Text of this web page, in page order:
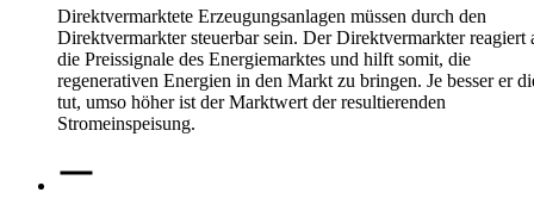
Direktvermarktete Erzeugungsanlagen müssen durch den
Direktvermarkter steuerbar sein. Der Direktvermarkter reagiert
die Preissignale des Energiemarktes und hilft somit, die
regenerativen Energien in den Markt zu bringen. Je besser er
tut, umso höher ist der Marktwert der resultierenden
Stromeinspeisung.